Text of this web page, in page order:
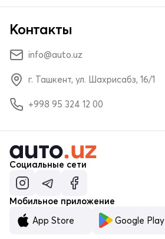
Контакты
info@auto.uz
г. Ташкент, ул. Шахрисабз, 16/1
+998 95 324 12 00
Социальные сети
Мобильное приложение
App Store
Google Play